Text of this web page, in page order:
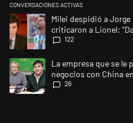
CONVERSACIONES ACTIVAS
Este listado muestra los
Un artículo de tendencia con el
Milei despidió a
criticaron a Lionel:
Messi”
122
Un artículo de tendencia con el
La empresa que se le
negocios con China
26